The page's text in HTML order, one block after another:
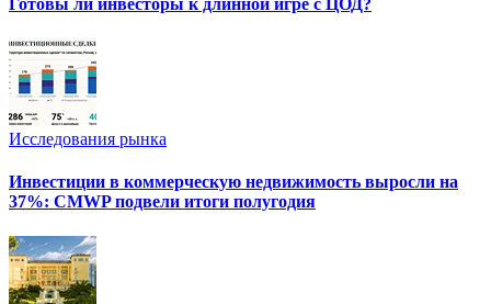
Исследования рынка
Инвестиции в коммерческую недвижимость выросли на
37%: CMWP подвели итоги полугодия